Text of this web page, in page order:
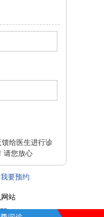
给医生进行诊
请您放心
我要预约
站